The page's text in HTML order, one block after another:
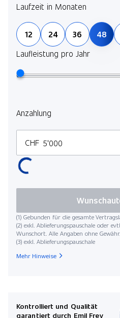
Laufzeit in Monaten
12 24 36 48
Laufleistung pro Jahr
Anzahlung
CHF
(1) Gebunden für die gesamte
(2) exkl. Ablieferungspauschale oder
Wunschort. Alle Angaben ohne Gewähr.
(3) exkl. Ablieferungspauschale
Mehr Hinweise
Kontrolliert und Qualität
garantiert durch Emil Frey